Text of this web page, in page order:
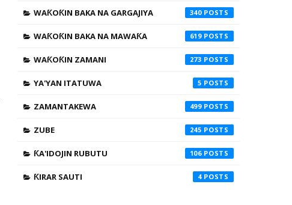
WAƘOƘIN BAKA NA GARGAJIYA 340
WAƘOƘIN BAKA NA MAWAƘA 619
WAƘOƘIN ZAMANI 273
YA'YAN ITATUWA 5
ZAMANTAKEWA 499
ZUBE 245
ƘA'IDOJIN RUBUTU 106
ƘIRAR SAUTI 4